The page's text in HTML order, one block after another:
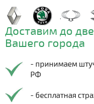
Доставим до
Вашего города
- принимаем
РФ
- бесплатная